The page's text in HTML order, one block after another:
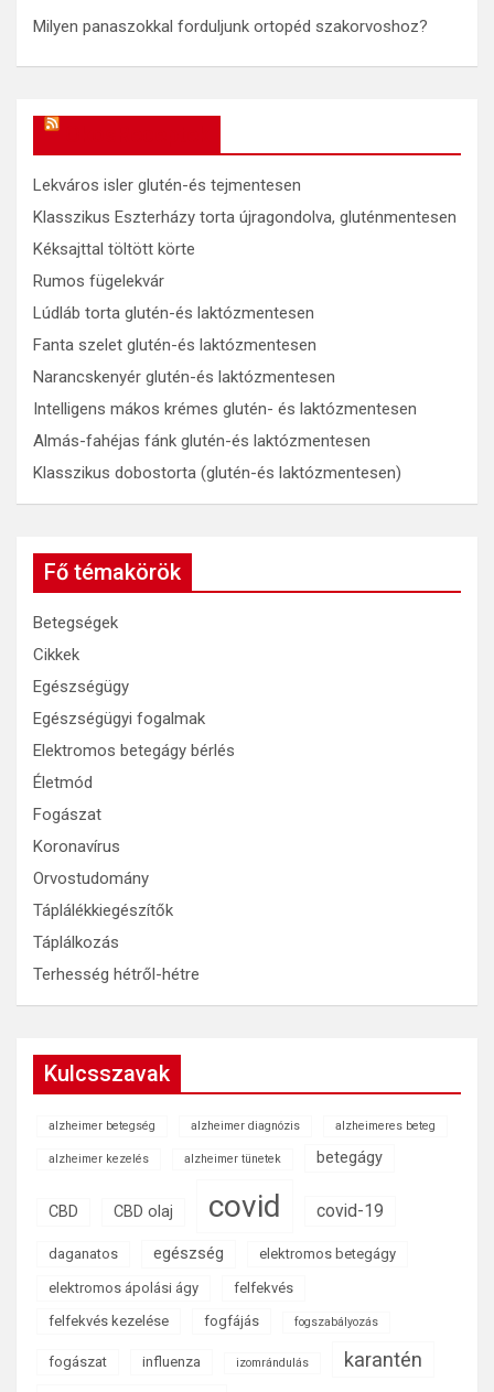
Milyen panaszokkal forduljunk ortopéd szakorvoshoz?
Lekváros isler glutén-és tejmentesen
Klasszikus Eszterházy torta újragondolva, gluténmentesen
Kéksajttal töltött körte
Rumos fügelekvár
Lúdláb torta glutén-és laktózmentesen
Fanta szelet glutén-és laktózmentesen
Narancskenyér glutén-és laktózmentesen
Intelligens mákos krémes glutén- és laktózmentesen
Almás-fahéjas fánk glutén-és laktózmentesen
Klasszikus dobostorta (glutén-és laktózmentesen)
Fő témakörök
Betegségek
Cikkek
Egészségügy
Egészségügyi fogalmak
Elektromos betegágy bérlés
Életmód
Fogászat
Koronavírus
Orvostudomány
Táplálékkiegészítők
Táplálkozás
Terhesség hétről-hétre
Kulcsszavak
alzheimer betegség alzheimer diagnózis alzheimeres beteg
alzheimer kezelés alzheimer tünetek betegágy
CBD CBD olaj covid covid-19
daganatos egészség elektromos betegágy
elektromos ápolási ágy
felfekvés
felfekvés kezelése
fogfájás fogszabályozás
fogászat influenza izomrándulás karantén